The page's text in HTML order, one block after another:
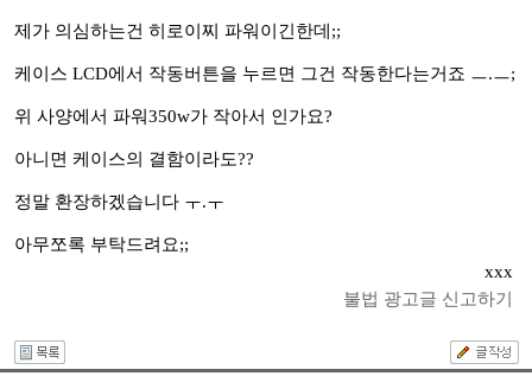
제가 의심하는건 히로이찌 파워이긴한데;;
케이스 LCD에서 작동버튼을 누르면 그건 작동한다는거죠 ㅡ.ㅡ;
위 사양에서 파워350w가 작아서 인가요?
아니면 케이스의 결함이라도??
정말 환장하겠습니다 ㅜ.ㅜ
아무쪼록 부탁드려요;;
xxx
불법 광고글 신고하기